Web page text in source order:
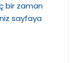
bir zaman
sayfaya